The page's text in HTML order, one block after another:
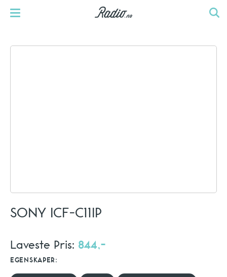
SONY ICF-C11IP
Laveste Pris: 844,-
EGENSKAPER: